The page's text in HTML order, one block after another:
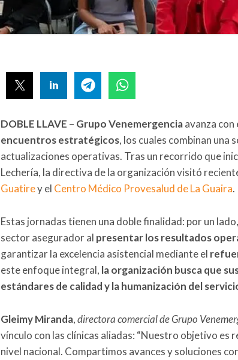
DOBLE LLAVE – Grupo Venemergenciaavanza con
encuentros estratégicos, los cuales combinan una
actualizaciones operativas. Tras un recorrido que
Lechería, la directiva de la organización visitó
Guatirey el Centro Médico Provesalud de La Guaira.
Estas jornadas tienen una doble finalidad: por un
sector asegurador al presentar los resultados
garantizar la excelencia asistencial mediante el
este enfoque integral, la organización busca que
estándares de calidad y la humanización del
Gleimy Miranda,directora comercial de Grupo
vínculo con las clínicas aliadas: “Nuestro objetivo es
nivel nacional. Compartimos avances y soluciones